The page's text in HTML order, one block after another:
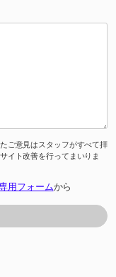
ご意見はスタッフがすべて拝
イト改善を行ってまいりま
用フォームから